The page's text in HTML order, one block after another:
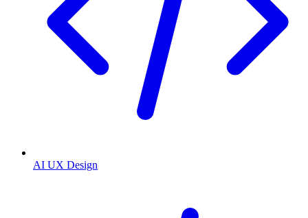
AI UX Design